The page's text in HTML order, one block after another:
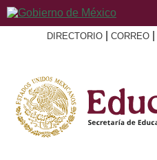
DIRECTORIO CORREO